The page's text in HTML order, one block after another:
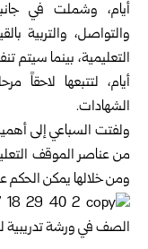
أيام، وشملت في
والتواصل، والتربية
التعليمية، بينما سيتم
أيام، لتتبعها لاحقاً
الشهادات.
ولفتت السباعي إلى
من عناصر الموقف
ومن خلالها يمكن الحكم